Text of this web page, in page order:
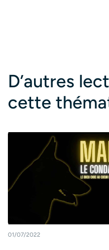
D’autres
cette
01/07/2022